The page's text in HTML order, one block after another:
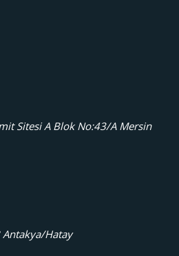
Sitesi A Blok No:43/A Mersin
Antakya/Hatay